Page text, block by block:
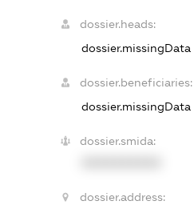
dossier.heads:
dossier.missingData
dossier.beneficiaries:
dossier.missingData
dossier.smida:
dossier.address: